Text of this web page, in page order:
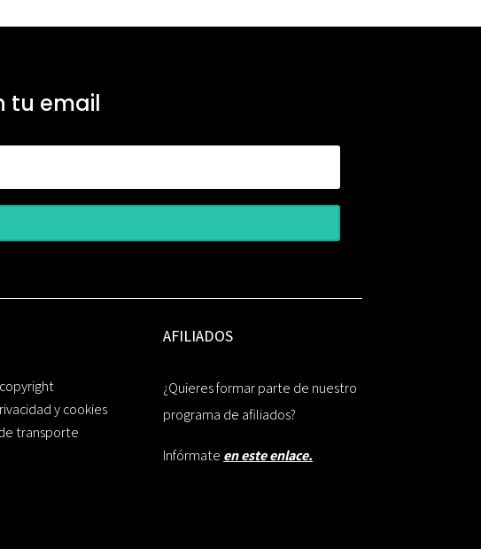
tu email
y cookies
transporte
AFILIADOS
¿Quieres formar parte de nuestro
programa de afiliados?
Infórmate en este enlace.